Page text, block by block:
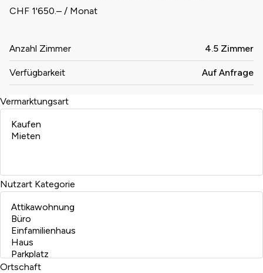
CHF 1'650.– / Monat
Anzahl Zimmer 4.5 Zimmer
Verfügbarkeit Auf Anfrage
Vermarktungsart
Nutzart Kategorie
Ortschaft